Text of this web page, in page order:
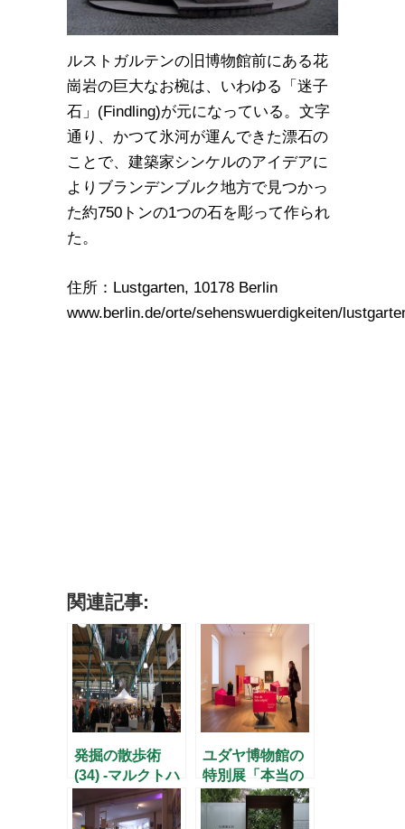
ルストガルテンの旧博物館前にある花
崗岩の巨大なお椀は、いわゆる「迷子
石」(Findling)が元になっている。文字
通り、かつて氷河が運んできた漂石の
ことで、建築家シンケルのアイデアに
よりブランデンブルク地方で見つかっ
た約750トンの1つの石を彫って作られ
た。
住所：Lustgarten, 10178 Berlin
www.berlin.de/orte/sehenswuerdigkeiten/
関連記事:
発掘の散歩術
(34) -マルクトハ
レの復活！-
ユダヤ博物館の
特別展「本当の
真実」